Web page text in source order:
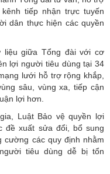
tiếp nhận trực tuyến
dân thực hiện các quyền
liệu giữa Tổng đài với cơ
lợi người tiêu dùng tại 34
lưới hỗ trợ rộng khắp,
sâu, vùng xa, tiếp cận
lợi hơn.
Luật Bảo vệ quyền lợi
đề xuất sửa đổi, bổ sung
cường các quy định nhằm
tiêu dùng dễ bị tổn